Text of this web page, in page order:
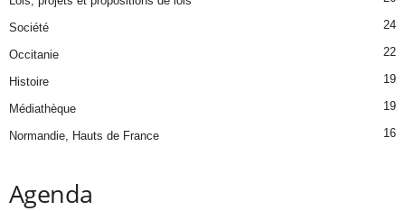
Société 24
Occitanie 22
Histoire 19
Médiathèque 19
Normandie, Hauts de France 16
Agenda